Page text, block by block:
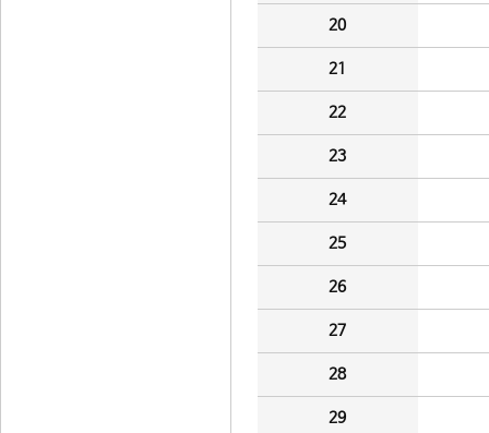
20
21
22
23
24
25
26
27
28
29